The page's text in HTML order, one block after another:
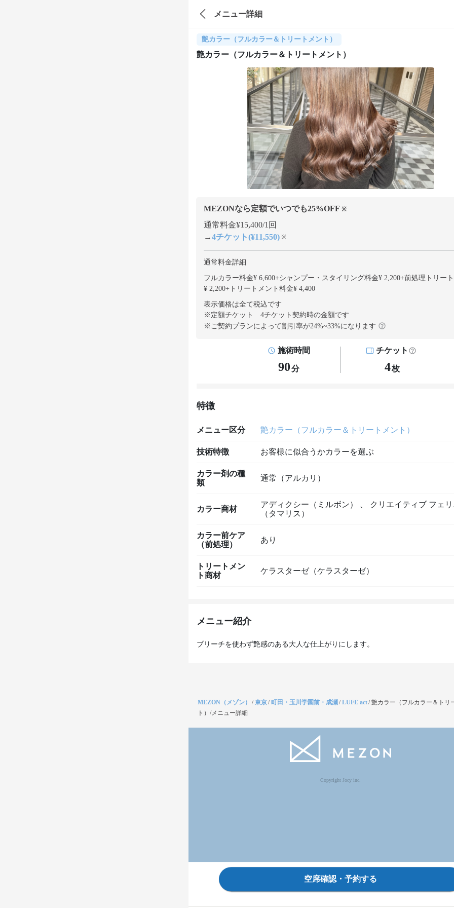
メニュー詳細
艶カラー（フルカラー＆トリートメント）
艶カラー（フルカラー＆トリートメント）
MEZONなら定額でいつでも25%OFF ※
通常料金¥15,400/1回
→4チケット(¥11,550) ※
通常料金詳細
フルカラー料金¥ 6,600+シャンプー・スタイリング料金¥ 2,200+前処理トリー
¥ 2,200+ トリートメント料金¥ 4,400
表示価格は全て税込です
※定額チケット 4チケット契約時の金額です
※ご契約プランによって割引率が24%~33%になります
施術時間
90分
チケット
4枚
特徴
メニュー区分 艶カラー（フルカラー＆トリートメント）
技術特徴 お客様に似合うかカラーを選ぶ
カラー剤の種
類
通常（アルカリ）
カラー商材
アディクシー（ミルボン）
クリエイティブ フェ
（タマリス）
カラー前ケア
（前処理）
あり
トリートメン
ト商材
ケラスターゼ（ケラスターゼ）
メニュー紹介
ブリーチを使わず艶感のある大人な仕上がりにします。
MEZON（メゾン） /東京/ 町田・玉川学園前・成瀬 /LUFE act/艶カラー（フルカラー＆トリ
ト）/メニュー詳細
Copyright Jocy inc.
空席確認・予約する